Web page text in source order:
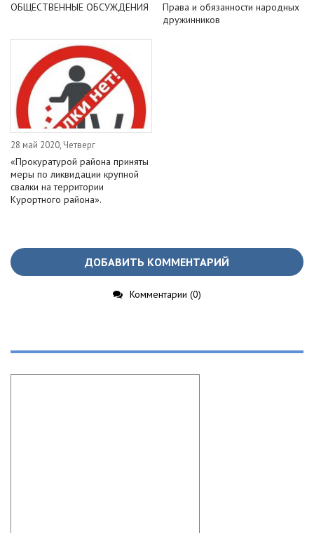
ОБЩЕСТВЕННЫЕ ОБСУЖДЕНИЯ
Права и обязанности народных
дружинников
28 май 2020, Четверг
«Прокуратурой района приняты
меры по ликвидации крупной
свалки на территории
Курортного района».
ДОБАВИТЬ КОММЕНТАРИЙ
Комментарии (0)